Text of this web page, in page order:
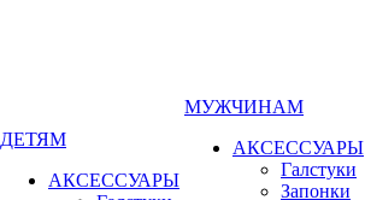
ДЕТЯМ
АКСЕССУАРЫ
МУЖЧИНАМ
АКСЕССУАРЫ
Галстуки
Запонки